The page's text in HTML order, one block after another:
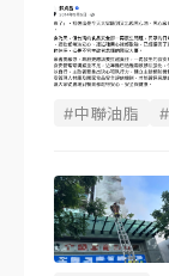
#中聯油脂